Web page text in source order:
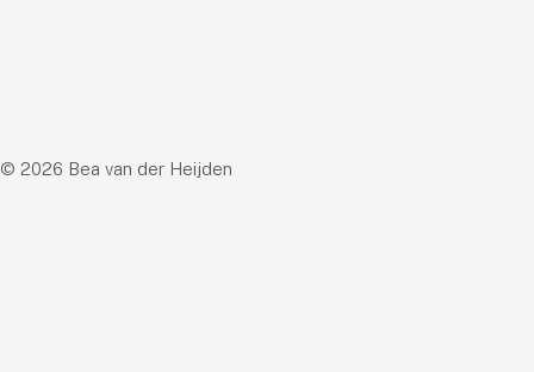
© 2026 Bea van der Heijden